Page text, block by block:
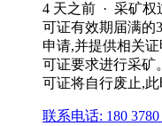
4 天之前 · 采矿权
可证有效期届满的
申请,并提供相关
可证要求进行采矿
可证将自行废止,此
联系电话: 180 3780